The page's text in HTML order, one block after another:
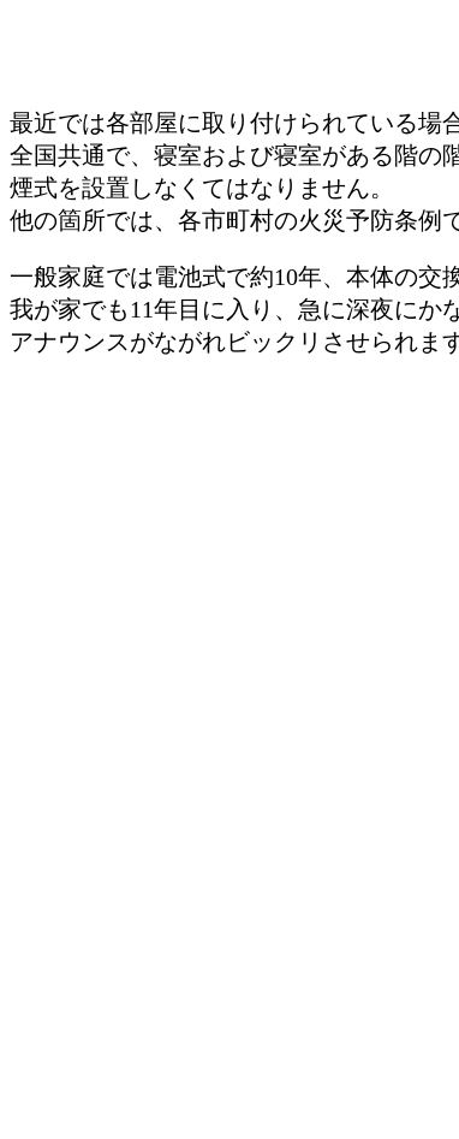
最近では各部屋に取り付けられている場
全国共通で、寝室および寝室がある階の
煙式を設置しなくてはなりません。
他の箇所では、各市町村の火災予防条例
一般家庭では電池式で約10年、本体の交
我が家でも11年目に入り、急に深夜にか
アナウンスがながれビックリさせられま